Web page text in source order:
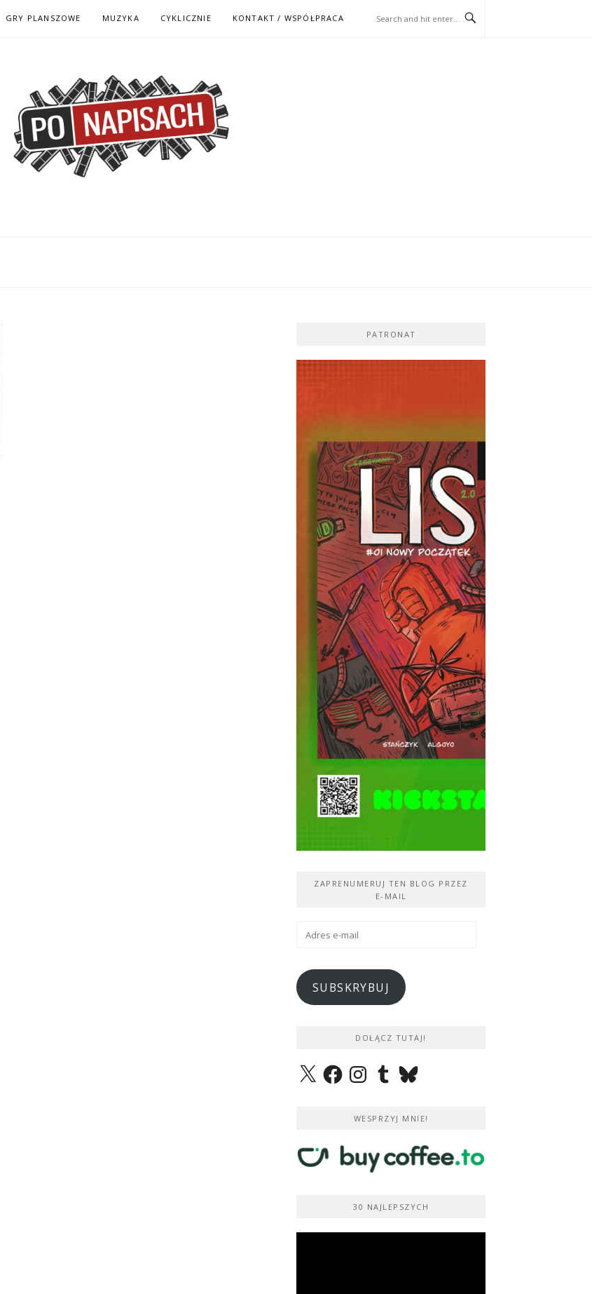
GRY PLANSZOWE MUZYKA CYKLICZNIE KONTAKT / WSPÓŁPRACA
PATRONAT
ZAPRENUMERUJ TEN BLOG PRZEZ
E-MAIL
Adres
SUBSKRYBUJ
DOŁĄCZ TUTAJ!
X FacebookInstagramTumblrBluesky
WESPRZYJ MNIE!
30 NAJLEPSZYCH